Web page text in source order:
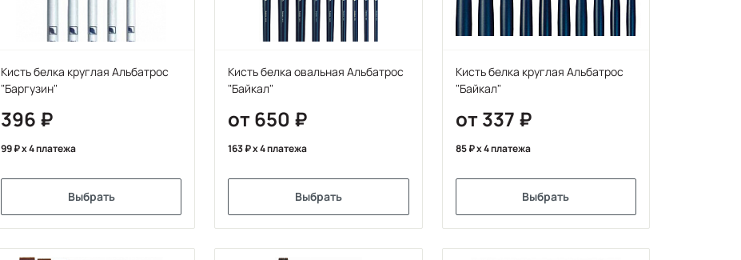
Кисть белка круглая Альбатрос
"Баргузин"
396
99 x 4 платежа
Выбрать
Кисть белка овальная Альбатрос
"Байкал"
от 650
163 x 4 платежа
Выбрать
Кисть белка круглая Альбатрос
"Байкал"
от 337
85 x 4 платежа
Выбрать